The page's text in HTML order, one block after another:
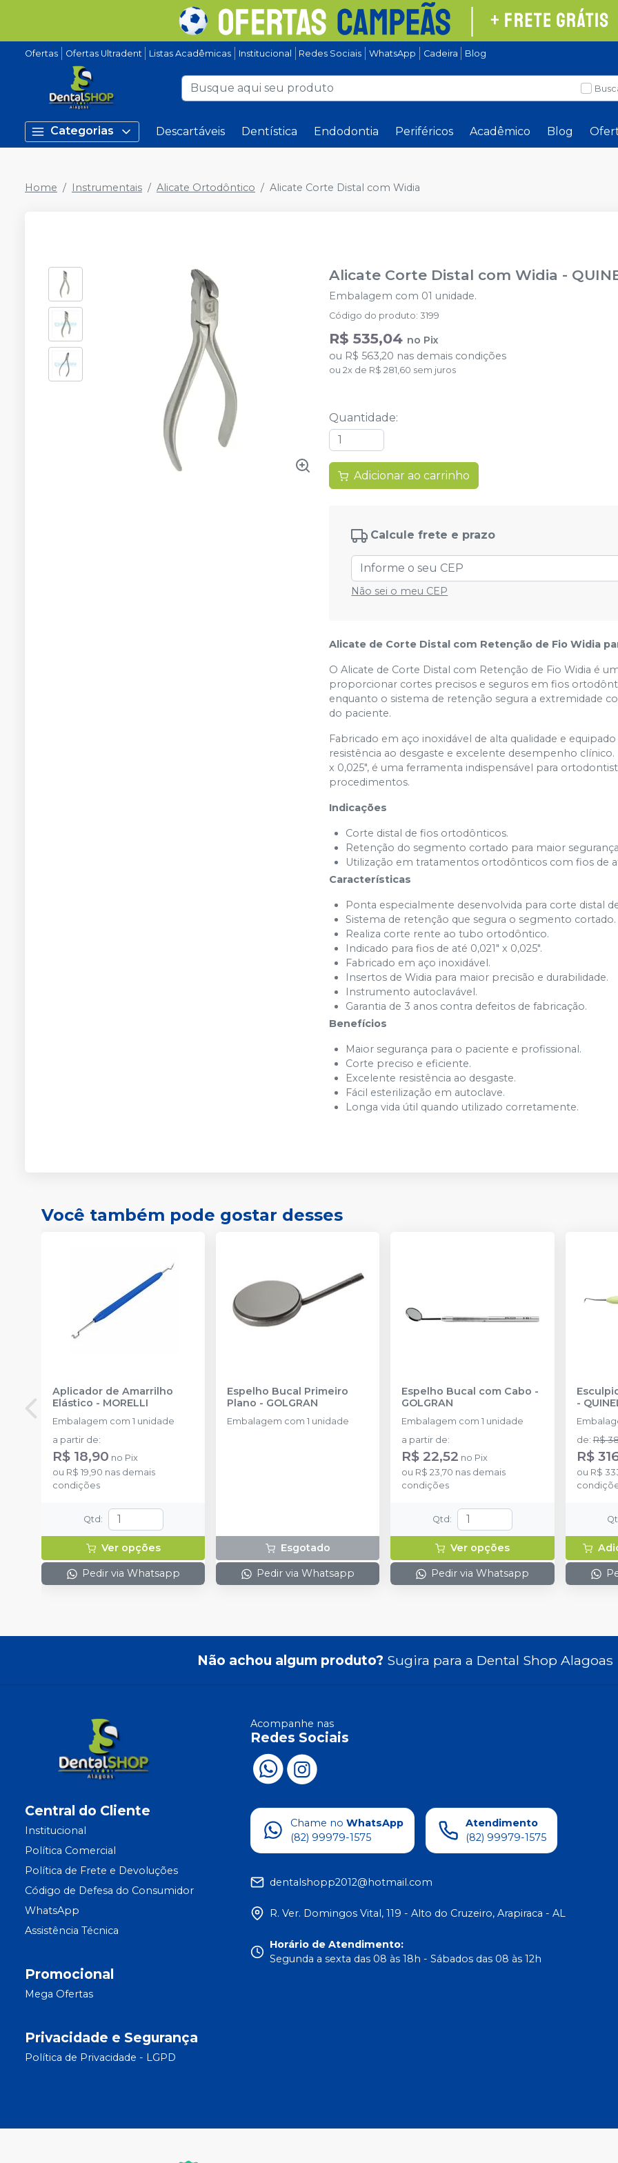
Ofertas Ofertas Ultradent Listas Acadêmicas Institucional Redes Sociais WhatsApp Cadeira Blog
Categorias Descartáveis Dentística Endodontia Periféricos Acadêmico Blog
Home Instrumentais Alicate Ortodôntico Alicate Corte Distal com Widia
Alicate Corte Distal com Widia -
Embalagem com 01 unidade.
Código do produto:3199
R$ 535,04 no Pix
ou R$ 563,20 nas demais condições
ou 2x de R$ 281,60 sem juros
Quantidade:
Adicionar ao carrinho
Calcule frete e prazo
Não sei o meu CEP
Alicate de Corte Distal com Retenção de Fio Widia
O Alicate de Corte Distal com Retenção de Fio Widia é
proporcionar cortes precisos e seguros em fios
enquanto o sistema de retenção segura a extremidade
do paciente.
Fabricado em aço inoxidável de alta qualidade e
resistência ao desgaste e excelente desempenho
x 0,025", é uma ferramenta indispensável para
procedimentos.
Indicações
Corte distal de fios ortodônticos.
Retenção do segmento cortado para maior
Utilização em tratamentos ortodônticos com fios de
Características
Ponta especialmente desenvolvida para corte distal
Sistema de retenção que segura o segmento cortado.
Realiza corte rente ao tubo ortodôntico.
Indicado para fios de até 0,021" x 0,025".
Fabricado em aço inoxidável.
Insertos de Widia para maior precisão e durabilidade.
Instrumento autoclavável.
Garantia de 3 anos contra defeitos de fabricação.
Benefícios
Maior segurança para o paciente e profissional.
Corte preciso e eficiente.
Excelente resistência ao desgaste.
Fácil esterilização em autoclave.
Longa vida útil quando utilizado corretamente.
Você também pode gostar desses
Aplicador de Amarrilho
Elástico - MORELLI
Embalagem com 1 unidade
a partir de:
R$ 18,90 no Pix
ou R$ 19,90 nas demais
condições
Qtd :
Ver opções
Pedir via Whatsapp
Espelho Bucal Primeiro
Plano - GOLGRAN
Embalagem com 1 unidade
Esgotado
Pedir via Whatsapp
Espelho Bucal com Cabo -
GOLGRAN
Embalagem com 1 unidade
a partir de:
R$ 22,52 no Pix
ou R$ 23,70 nas demais
condições
Qtd :
Ver opções
Pedir via Whatsapp
-
de:R$
R$
ou R$
Não achou algum produto? Sugira para a Dental Shop Alagoas
Central do Cliente
Institucional
Política Comercial
Política de Frete e Devoluções
Código de Defesa do Consumidor
WhatsApp
Assistência Técnica
Promocional
Mega Ofertas
Privacidade e Segurança
Política de Privacidade - LGPD
Acompanhe nas
Redes Sociais
Chame no WhatsApp
(82) 99979-1575
Atendimento
(82) 99979-1575
dentalshopp2012@hotmail.com
R. Ver. Domingos Vital, 119 - Alto do Cruzeiro, Arapiraca - AL
Horário de Atendimento:
Segunda a sexta das 08 às 18h - Sábados das 08 às 12h